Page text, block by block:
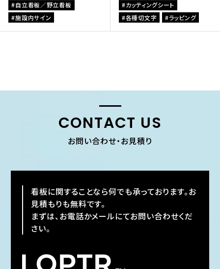
自立看板／野立看板
施設内サイン
カッティングシート
各種切文字
ラッピング
CONTACT US
お問い合わせ・お見積り
看板に関することなら何でも承っております。お
見積もりも無料です。
まずは、お電話かメールにてお問い合わせくだ
さい。